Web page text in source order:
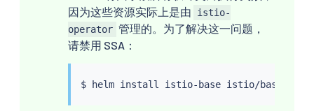
因为这些资源实际上是由
istio-
operator 管理的。为了解决这一问题，
请禁用 SSA：
$ helm install istio-base istio/base -n